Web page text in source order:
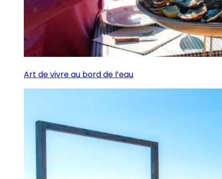
Art de vivre au bord de l’eau